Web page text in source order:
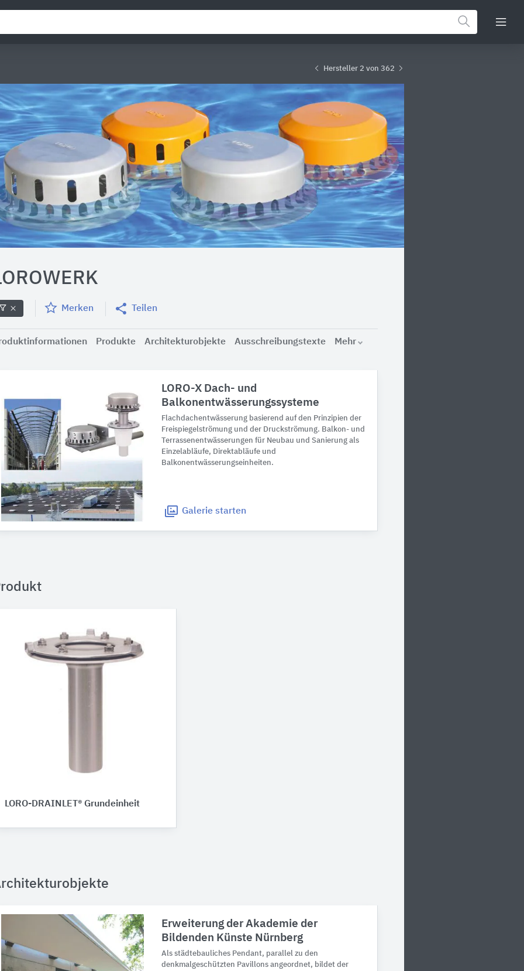
Hersteller 2 von 362
Merken Teilen
Produkte Architekturobjekte Ausschreibungstexte Mehr
LORO-X Dach- und
Balkonentwässerungssysteme
Flachdachentwässerung basierend auf den Prinzipien der
Freispiegelströmung und der Druckströmung. Balkon- und
Terrassenentwässerungen für Neubau und Sanierung als
Einzelabläufe, Direktabläufe und
Balkonentwässerungseinheiten.
Galerie starten
LORO-DRAINLET® Grundeinheit
Erweiterung der Akademie der
Bildenden Künste Nürnberg
Als städtebauliches Pendant, parallel zu den
denkmalgeschützten Pavillons angeordnet, bildet der